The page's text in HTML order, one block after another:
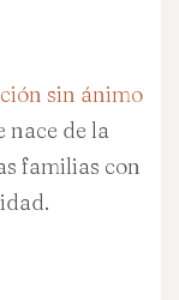
sin ánimo
nace de la
familias con